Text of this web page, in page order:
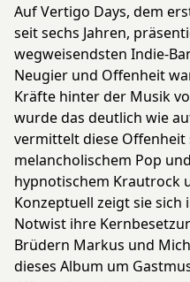
Auf Vertigo Days, dem
seit sechs Jahren,
wegweisendsten Indie-
Neugier und Offenheit
Kräfte hinter der Musik
wurde das deutlich wie
vermittelt diese Offenheit
melancholischem Pop
hypnotischem Krautrock
Konzeptuell zeigt sie sich
Notwist ihre
Brüdern Markus und
dieses Album um